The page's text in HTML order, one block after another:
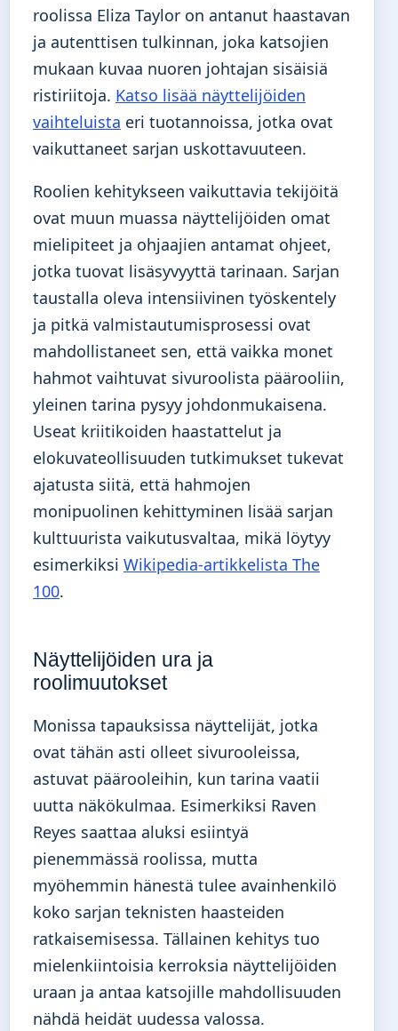
roolissa Eliza Taylor on antanut haastavan
ja autenttisen tulkinnan, joka katsojien
mukaan kuvaa nuoren johtajan sisäisiä
ristiriitoja. Katso lisää näyttelijöiden
vaihteluista eri tuotannoissa, jotka ovat
vaikuttaneet sarjan uskottavuuteen.
Roolien kehitykseen vaikuttavia tekijöitä
ovat muun muassa näyttelijöiden omat
mielipiteet ja ohjaajien antamat ohjeet,
jotka tuovat lisäsyvyyttä tarinaan. Sarjan
taustalla oleva intensiivinen työskentely
ja pitkä valmistautumisprosessi ovat
mahdollistaneet sen, että vaikka monet
hahmot vaihtuvat sivuroolista päärooliin,
yleinen tarina pysyy johdonmukaisena.
Useat kriitikoiden haastattelut ja
elokuvateollisuuden tutkimukset tukevat
ajatusta siitä, että hahmojen
monipuolinen kehittyminen lisää sarjan
kulttuurista vaikutusvaltaa, mikä löytyy
esimerkiksi Wikipedia-artikkelista The
100.
Näyttelijöiden ura ja
roolimuutokset
Monissa tapauksissa näyttelijät, jotka
ovat tähän asti olleet sivurooleissa,
astuvat päärooleihin, kun tarina vaatii
uutta näkökulmaa. Esimerkiksi Raven
Reyes saattaa aluksi esiintyä
pienemmässä roolissa, mutta
myöhemmin hänestä tulee avainhenkilö
koko sarjan teknisten haasteiden
ratkaisemisessa. Tällainen kehitys tuo
mielenkiintoisia kerroksia näyttelijöiden
uraan ja antaa katsojille mahdollisuuden
nähdä heidät uudessa valossa.